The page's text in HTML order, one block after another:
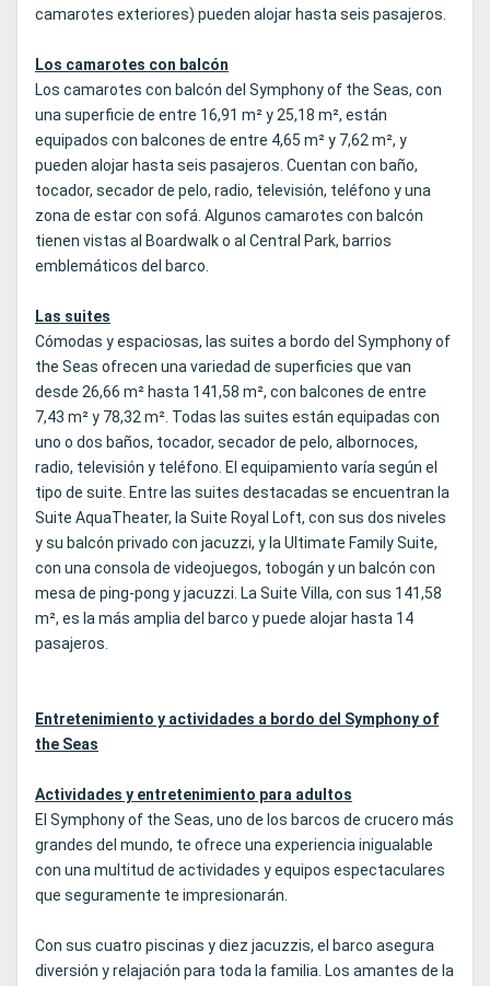
camarotes exteriores) pueden alojar hasta seis pasajeros.
Los camarotes con balcón
Los camarotes con balcón del Symphony of the Seas, con
una superficie de entre 16,91 m² y 25,18 m², están
equipados con balcones de entre 4,65 m² y 7,62 m², y
pueden alojar hasta seis pasajeros. Cuentan con baño,
tocador, secador de pelo, radio, televisión, teléfono y una
zona de estar con sofá. Algunos camarotes con balcón
tienen vistas al Boardwalk o al Central Park, barrios
emblemáticos del barco.
Las suites
Cómodas y espaciosas, las suites a bordo del Symphony of
the Seas ofrecen una variedad de superficies que van
desde 26,66 m² hasta 141,58 m², con balcones de entre
7,43 m² y 78,32 m². Todas las suites están equipadas con
uno o dos baños, tocador, secador de pelo, albornoces,
radio, televisión y teléfono. El equipamiento varía según el
tipo de suite. Entre las suites destacadas se encuentran la
Suite AquaTheater, la Suite Royal Loft, con sus dos niveles
y su balcón privado con jacuzzi, y la Ultimate Family Suite,
con una consola de videojuegos, tobogán y un balcón con
mesa de ping-pong y jacuzzi. La Suite Villa, con sus 141,58
m², es la más amplia del barco y puede alojar hasta 14
pasajeros.
Entretenimiento y actividades a bordo del Symphony of
the Seas
Actividades y entretenimiento para adultos
El Symphony of the Seas, uno de los barcos de crucero más
grandes del mundo, te ofrece una experiencia inigualable
con una multitud de actividades y equipos espectaculares
que seguramente te impresionarán.
Con sus cuatro piscinas y diez jacuzzis, el barco asegura
diversión y relajación para toda la familia. Los amantes de la